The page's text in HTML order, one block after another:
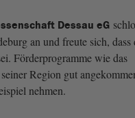
Dessau eG
an und freute sich, dass
Förderprogramme wie das
Region gut
nehmen.